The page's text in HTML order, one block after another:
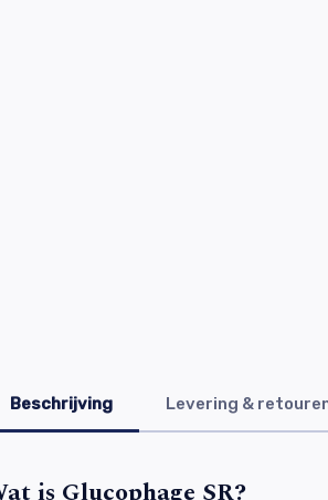
Beschrijving Levering &
is Glucophage SR?